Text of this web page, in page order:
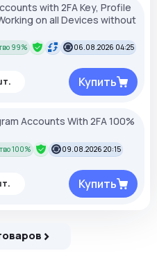
with 2FA Key, Profile
on all Devices without
99%
06.08.2026 04:25
Купить
Accounts With 2FA 100%
100%
09.08.2026 20:15
Купить